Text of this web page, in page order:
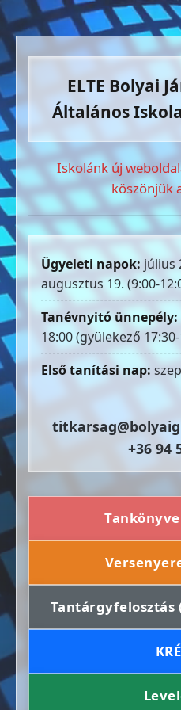
ELTE Bolyai
Általános
Iskolánk új
köszönjük
Ügyeleti napok: július
augusztus 19. (9:00-
Tanévnyitó ünnepély:
18:00 (gyülekező
Első tanítási nap:
+36 94
Tantárgyfelosztás